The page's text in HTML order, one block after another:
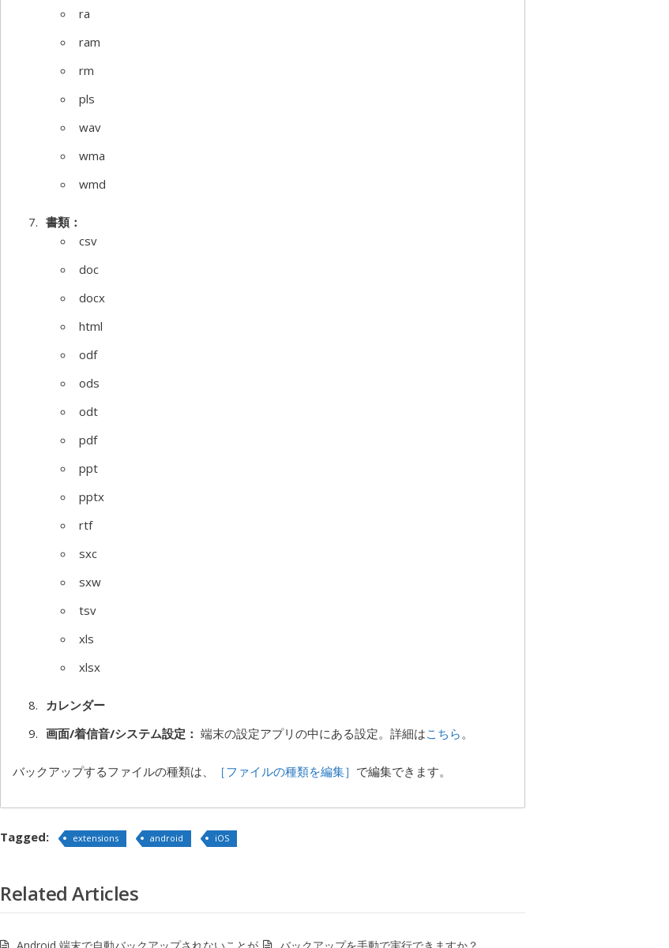
ra
ram
rm
pls
wav
wma
wmd
書類：
csv
doc
docx
html
odf
ods
odt
pdf
ppt
pptx
rtf
sxc
sxw
tsv
xls
xlsx
カレンダー
画面/着信音/システム設定： 端末の設定アプリの中にある設定。詳細はこちら。
バックアップするファイルの種類は、 ［ファイルの種類を編集］ で編集できます。
Tagged: extensions android iOS
Related Articles